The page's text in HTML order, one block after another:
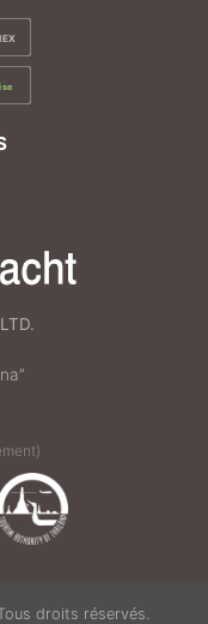
droits réservés.